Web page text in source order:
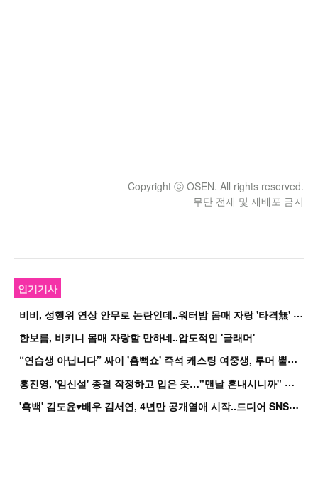
Copyright ⓒ OSEN. All rights reserved.
무단 전재 및 재배포 금지
인기기사
비
비, 성행위 연상 안무로 논란인데..워터밤 몸매 자랑 '타격無' 근황
한보름, 비키니 몸매 자랑할 만하네..압도적인 '글래머'
“
연습생 아닙니다” 싸이 '흠뻑쇼' 즉석 캐스팅 여중생, 루머 뿔났다[Oh!쎈 이...
홍
진영, '임신설' 종결 작정하고 입은 옷…"맨날 혼내시니까" 억울
'
흑백' 김도윤♥배우 김서연, 4년만 공개열애 시작..드디어 SNS에 노출 [핫피...